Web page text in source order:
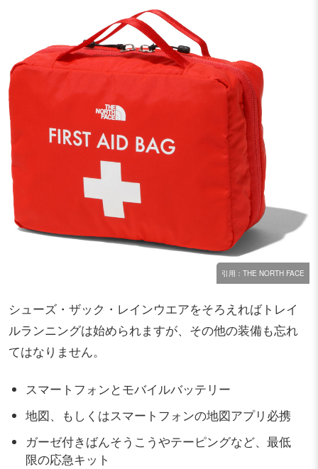
引用：THE NORTH FACE
シューズ・ザック・レインウエアをそろえればトレイ
ルランニングは始められますが、その他の装備も忘れ
てはなりません。
スマートフォンとモバイルバッテリー
地図、もしくはスマートフォンの地図アプリ必携
ガーゼ付きばんそうこうやテーピングなど、最低
限の応急キット